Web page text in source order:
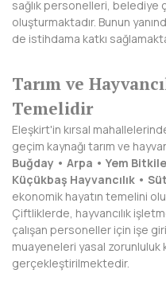
ÇORUM
DENİZLİ
DÜZCE
EDİRNE
ELAZIĞ
ERZİNCAN
ERZURUM
ESKİŞEHİR
sağlık personelleri, belediye
oluşturmaktadır. Bunun
de istihdama katkı
Tarım ve
Temelidir
Eleşkirt'in kırsal
geçim kaynağı tarım ve
Buğday • Arpa • Yem
Küçükbaş Hayvancılık •
ekonomik hayatın temelini
Çiftliklerde, hayvancılık
çalışan personeller için işe
muayeneleri yasal zorunluluk
gerçekleştirilmektedir.